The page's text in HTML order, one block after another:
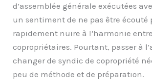
d’assemblée générale exécutées
un sentiment de ne pas être écouté
rapidement nuire à l’harmonie entre
copropriétaires. Pourtant, passer à
changer de syndic de copropriété
peu de méthode et de préparation.